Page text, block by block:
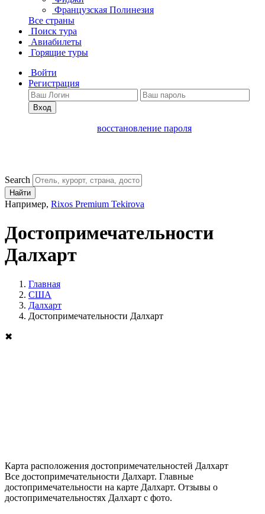
Французская Полинезия
Все страны
Поиск тура
Авиабилеты
Горящие туры
Войти
Регистрация
Вход
восстановление пароля
Search
Найти
Например, Rixos Premium Tekirova
Достопримечательности
Далхарт
Главная
США
Далхарт
Достопримечательности Далхарт
✖
Карта расположения достопримечательностей Далхарт
Все достопримечательности Далхарт. Главные
достопримечательности на карте Далхарт. Отзывы о
достопримечательностях Далхарт с фото.